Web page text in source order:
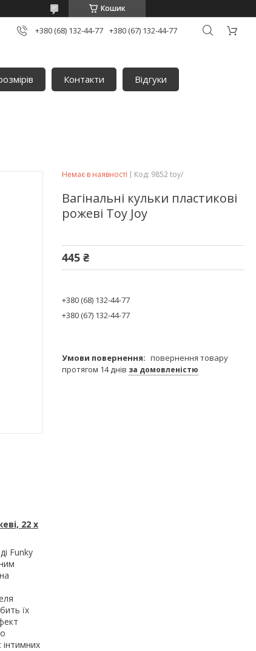
Кошик
+380 (68) 132-44-77 +380 (67) 132-44-77
Контакти
Відгуки
22 х
Funky
їх
Немає в наявності Код: 9852 toy/
Вагінальні кульки пластикові
рожеві Toy Joy
445 ₴
+380 (68) 132-44-77
+380 (67) 132-44-77
повернення товару
протягом 14 днів за домовленістю